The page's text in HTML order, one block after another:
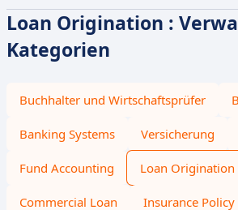
Loan Origination :
Kategorien
Buchhalter und Wirtschaftsprüfer
Banking Systems Versicherung
Fund Accounting Loan Origination
Commercial Loan Insurance Policy